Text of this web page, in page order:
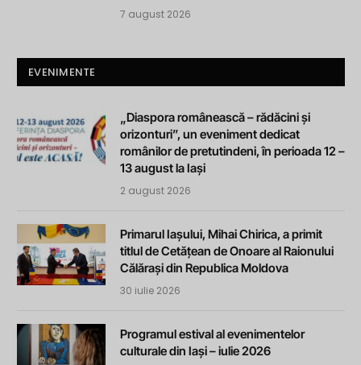
7 august 2026
EVENIMENTE
„Diaspora românească – rădăcini și
orizonturi”, un eveniment dedicat
românilor de pretutindeni, în perioada 12 –
13 august la Iași
2 august 2026
Primarul Iașului, Mihai Chirica, a primit
titlul de Cetățean de Onoare al Raionului
Călărași din Republica Moldova
30 iulie 2026
Programul estival al evenimentelor
culturale din Iași – iulie 2026